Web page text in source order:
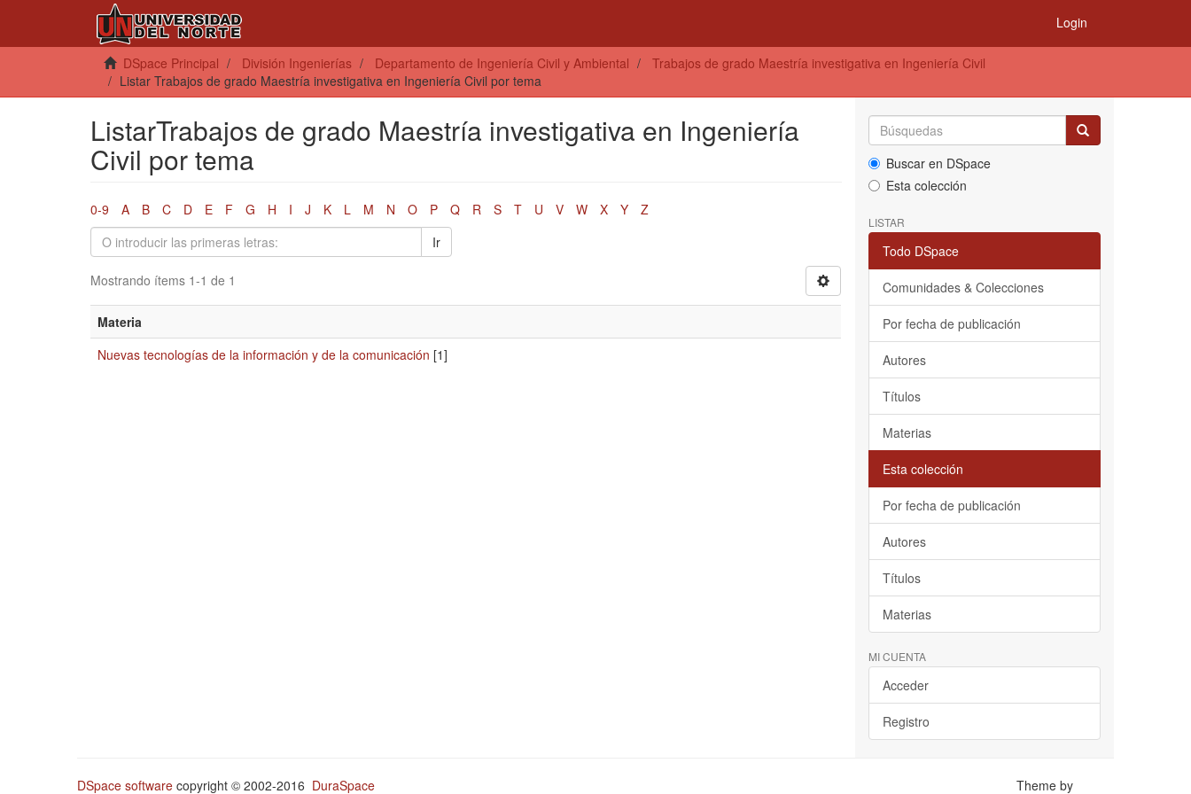
Login
DSpace Principal División Ingenierías Departamento de Ingeniería Civil y Ambiental
Trabajos de grado Maestría investigativa en Ingeniería Civil
Listar Trabajos de grado Maestría investigativa en Ingeniería Civil por tema
ListarTrabajos de grado Maestría investigativa en Ingeniería
Civil por tema
0-9 A B C D E F G H I J K L M N O P Q R S T U V W X Y
Z
Ir
Mostrando ítems 1-1 de 1
Materia
Nuevas tecnologías de la información y de la comunicación [1]
Buscar en DSpace
Esta colección
LISTAR
Todo DSpace
Comunidades & Colecciones
Por fecha de publicación
Autores
Títulos
Materias
Esta colección
Por fecha de publicación
Autores
Títulos
Materias
MI CUENTA
Acceder
Registro
DSpace software copyright © 2002-2016 DuraSpace Theme by